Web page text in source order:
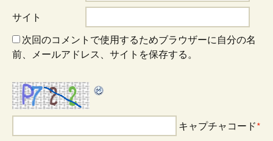
サイト
次回のコメントで使用するためブラウザーに自分の名
前、メールアドレス、サイトを保存する。
キャプチャコード*